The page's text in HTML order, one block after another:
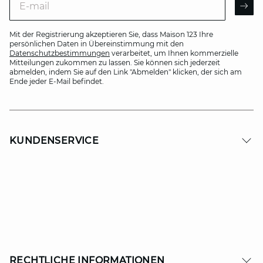
Mit der Registrierung akzeptieren Sie, dass Maison 123 Ihre
persönlichen Daten in Übereinstimmung mit den
Datenschutzbestimmungen verarbeitet, um Ihnen kommerzielle
Mitteilungen zukommen zu lassen. Sie können sich jederzeit
abmelden, indem Sie auf den Link "Abmelden" klicken, der sich am
Ende jeder E-Mail befindet.
KUNDENSERVICE
RECHTLICHE INFORMATIONEN